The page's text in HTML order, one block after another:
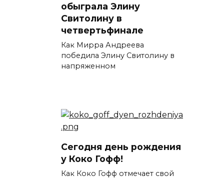
обыграла Элину
Свитолину в
четвертьфинале
Как Мирра Андреева
победила Элину Свитолину в
напряженном
Сегодня день рождения
у Коко Гофф!
Как Коко Гофф отмечает свой